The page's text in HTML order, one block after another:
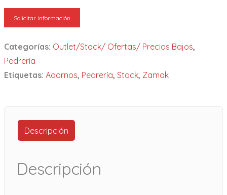
Solicitar información
Categorías: Outlet/Stock/ Ofertas/ Precios Bajos,
Pedrería
Etiquetas: Adornos, Pedrería, Stock, Zamak
Descripción
Descripción